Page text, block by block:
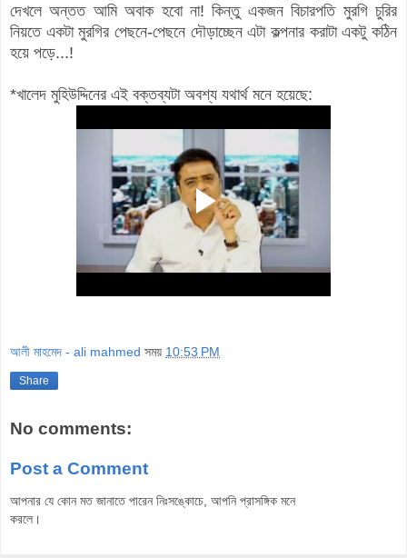
দেখলে অন্তত আমি অবাক হবো না! কিন্তু একজন বিচারপতি মুরগি চুরির
নিয়তে একটা মুরগির পেছনে-পেছনে দৌড়াচ্ছেন এটা কল্পনার করাটা একটু কঠিন
হয়ে পড়ে...!
*খালেদ মুহিউদ্দিনের এই বক্তব্যটা অবশ্য যথার্থ মনে হয়েছে:
আলী মাহমেদ - ali mahmed সময় 10:53 PM
Share
No comments:
Post a Comment
আপনার যে কোন মত জানাতে পারেন নিঃসঙ্কোচে, আপনি প্রাসঙ্গিক মনে
করলে।